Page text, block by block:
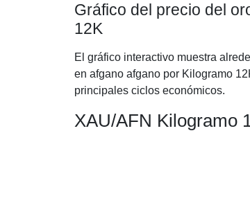
Gráfico del precio del
12K
El gráfico interactivo muestra
en afgano afgano por Kilogramo
principales ciclos económicos.
XAU/AFN Kilogramo